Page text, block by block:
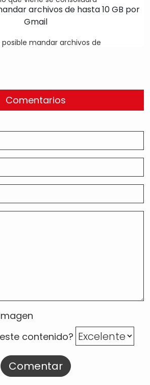
posible mandar archivos de
Comentarios
contenido?
Comentar